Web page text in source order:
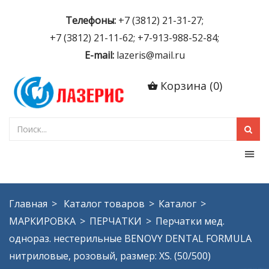
Телефоны: +7 (3812) 21-31-27;
+7 (3812) 21-11-62; +7-913-988-52-84;
E-mail:lazeris@mail.ru
Корзина (0)
Главная Каталог товаров
Каталог
МАРКИРОВКА
ПЕРЧАТКИ
Перчатки мед.
однораз. нестерильные BENOVY DENTAL FORMULA
нитриловые, розовый, размер: XS. (50/500)